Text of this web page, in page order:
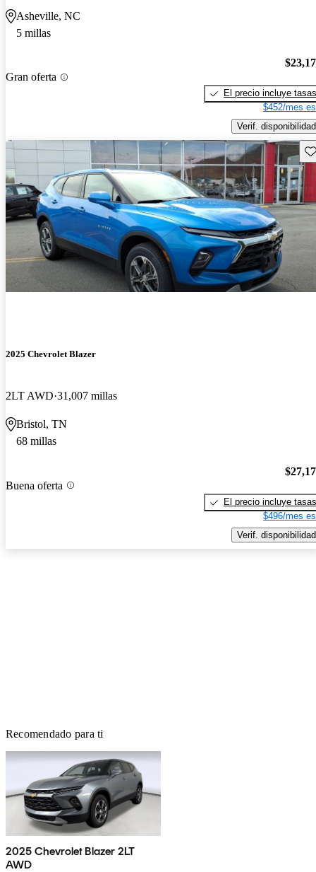
Asheville, NC
5 millas
Gran oferta
El precio incluye tasas
$452/mes
Verif. disponibilidad
2025 Chevrolet Blazer
2LT AWD 31,007 millas
Bristol, TN
68 millas
Buena oferta
El precio incluye tasas
$496/mes
Verif. disponibilidad
Recomendado para ti
2025 Chevrolet Blazer 2LT
AWD